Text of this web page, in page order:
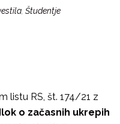
, Študentje
listu RS, št. 174/21 z
o začasnih ukrepih